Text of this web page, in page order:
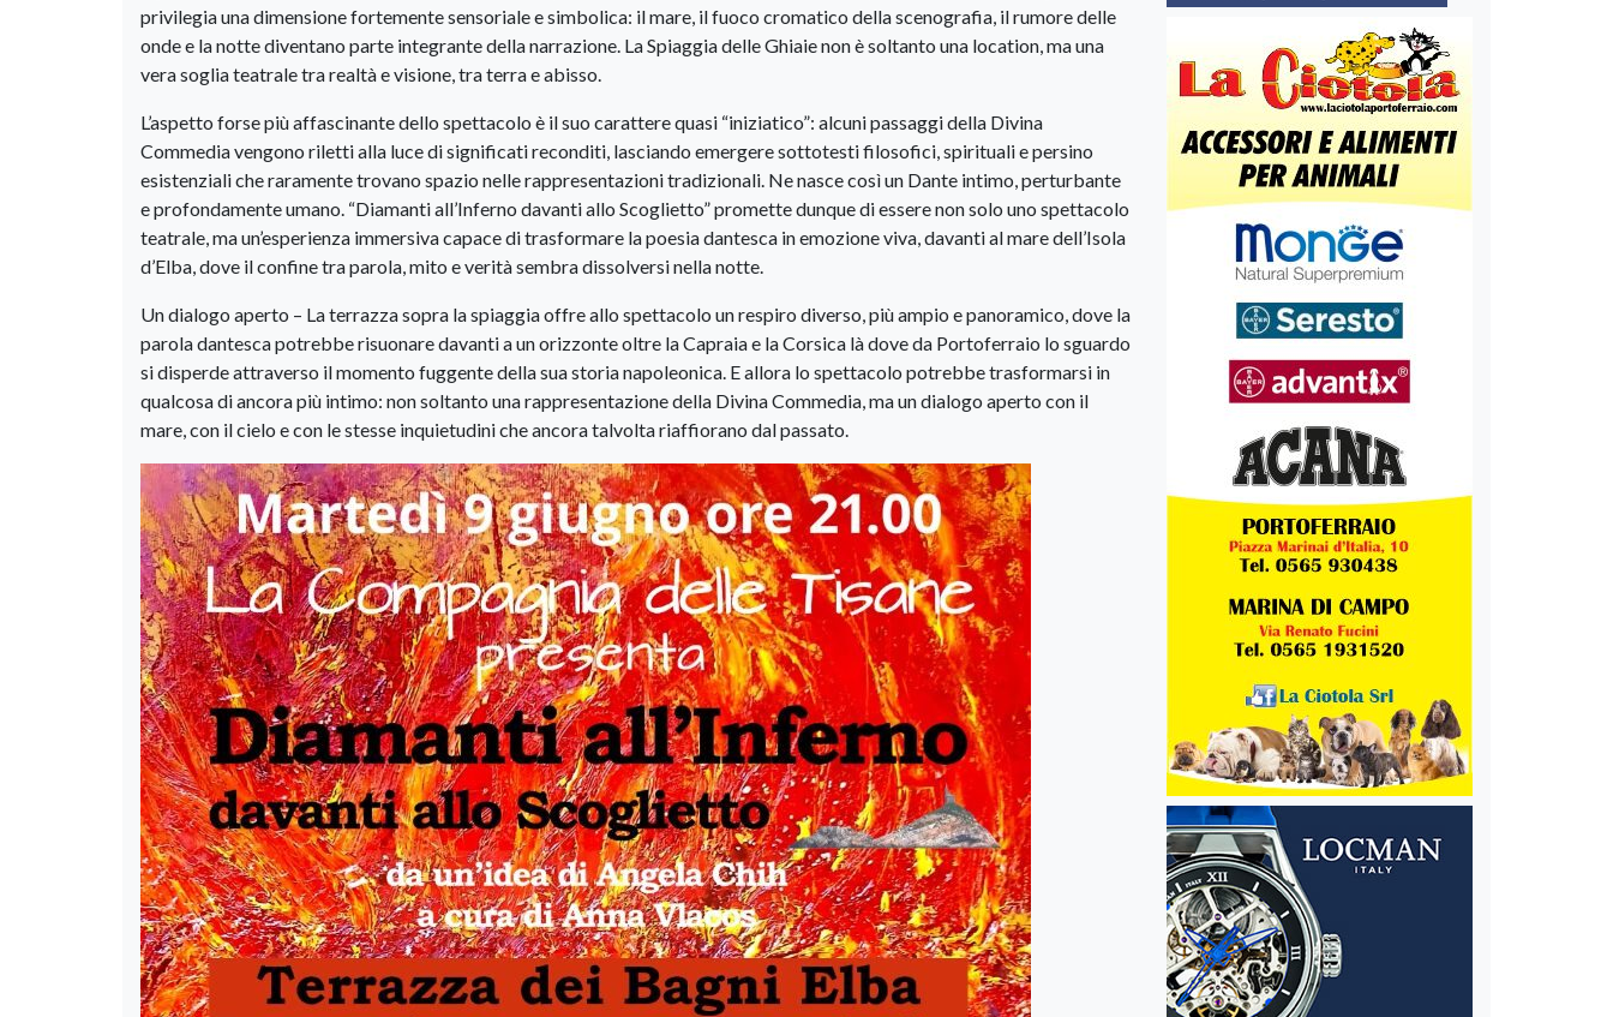
privilegia una dimensione fortemente sensoriale e simbolica: il mare, il fuoco cromatico della scenografia, il rumore delle
onde e la notte diventano parte integrante della narrazione. La Spiaggia delle Ghiaie non è soltanto una location, ma una
vera soglia teatrale tra realtà e visione, tra terra e abisso.
L’aspetto forse più affascinante dello spettacolo è il suo carattere quasi “iniziatico”: alcuni passaggi della Divina
Commedia vengono riletti alla luce di significati reconditi, lasciando emergere sottotesti filosofici, spirituali e persino
esistenziali che raramente trovano spazio nelle rappresentazioni tradizionali. Ne nasce così un Dante intimo, perturbante
e profondamente umano. “Diamanti all’Inferno davanti allo Scoglietto” promette dunque di essere non solo uno spettacolo
teatrale, ma un’esperienza immersiva capace di trasformare la poesia dantesca in emozione viva, davanti al mare dell’Isola
d’Elba, dove il confine tra parola, mito e verità sembra dissolversi nella notte.
Un dialogo aperto – La terrazza sopra la spiaggia offre allo spettacolo un respiro diverso, più ampio e panoramico, dove la
parola dantesca potrebbe risuonare davanti a un orizzonte oltre la Capraia e la Corsica là dove da Portoferraio lo sguardo
si disperde attraverso il momento fuggente della sua storia napoleonica. E allora lo spettacolo potrebbe trasformarsi in
qualcosa di ancora più intimo: non soltanto una rappresentazione della Divina Commedia, ma un dialogo aperto con il
mare, con il cielo e con le stesse inquietudini che ancora talvolta riaffiorano dal passato.